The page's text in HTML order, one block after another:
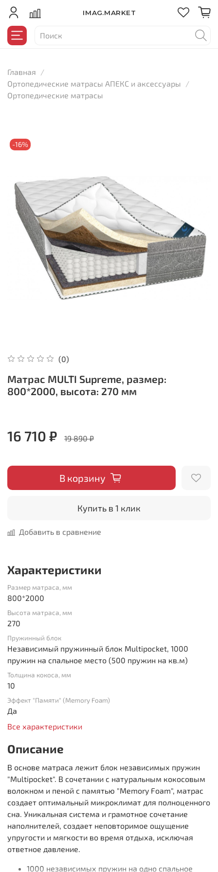
IMAG.MARKET
Главная
Ортопедические матрасы АПЕКС и аксессуары
Ортопедические матрасы
-16%
(0)
Матрас MULTI Supreme, размер:
800*2000, высота: 270 мм
16 710 ₽ 19 890 ₽
В корзину
Купить в 1 клик
Добавить в сравнение
Характеристики
Размер матраса, мм
800*2000
Высота матраса, мм
270
Пружинный блок
Независимый пружинный блок Multipocket, 1000
пружин на спальное место (500 пружин на кв.м)
Толщина кокоса, мм
10
Эффект "Памяти" (Memory Foam)
Да
Все характеристики
Описание
В основе матраса лежит блок независимых пружин
"Multipocket". В сочетании с натуральным кокосовым
волокном и пеной с памятью "Memory Foam", матрас
создает оптимальный микроклимат для полноценного
сна. Уникальная система и грамотное сочетание
наполнителей, создает неповторимое ощущение
упругости и мягкости во время отдыха, исключая
ответное давление.
1000 независимых пружин на одно спальное